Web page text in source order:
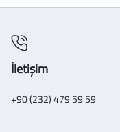
İletişim
+90 (232) 479 59 59